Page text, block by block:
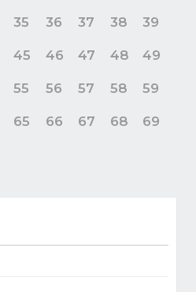
35 36 37 38 39
45 46 47 48 49
55 56 57 58 59
65 66 67 68 69